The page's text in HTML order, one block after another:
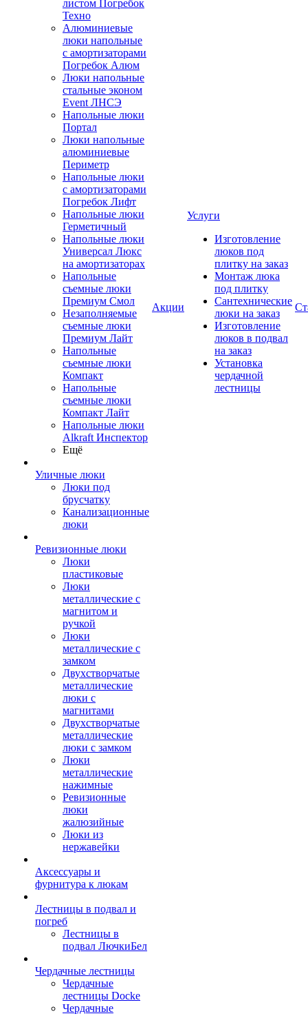
листом Погребок
Техно
Алюминиевые
люки напольные
с амортизаторами
Погребок Алюм
Люки напольные
стальные эконом
Event ЛНСЭ
Напольные люки
Портал
Люки напольные
алюминиевые
Периметр
Напольные люки
с амортизаторами
Погребок Лифт
Напольные люки
Герметичный
Напольные люки
Универсал Люкс
на амортизаторах
Напольные
съемные люки
Премиум Смол
Незаполняемые
съемные люки
Премиум Лайт
Напольные
съемные люки
Компакт
Напольные
съемные люки
Компакт Лайт
Напольные люки
Alkraft Инспектор
Ещё
Уличные люки
Люки под
брусчатку
Канализационные
люки
Ревизионные люки
Люки
пластиковые
Люки
металлические с
магнитом и
ручкой
Люки
металлические с
замком
Двухстворчатые
металлические
люки с
магнитами
Двухстворчатые
металлические
люки с замком
Люки
металлические
нажимные
Ревизионные
люки
жалюзийные
Люки из
нержавейки
Аксессуары и
фурнитура к люкам
Лестницы в подвал и
погреб
Лестницы в
подвал ЛючкиБел
Чердачные лестницы
Чердачные
лестницы Docke
Чердачные
Акции
Услуги
Изготовление
люков под
плитку на заказ
Монтаж люка
под плитку
Сантехнические
люки на заказ
Изготовление
люков в подвал
на заказ
Установка
чердачной
лестницы